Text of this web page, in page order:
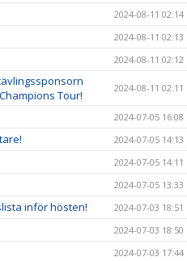
2024-08-11 02:14
2024-08-11 02:13
2024-08-11 02:12
Tour!
2024-08-11 02:11
2024-07-05 16:08
2024-07-05 14:13
2024-07-05 14:11
2024-07-05 13:33
inför hösten! 2024-07-03 18:51
2024-07-03 18:50
2024-07-03 17:44